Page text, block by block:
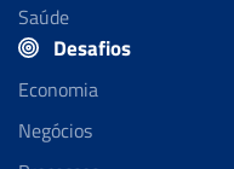
Saúde
Desafios
Economia
Negócios